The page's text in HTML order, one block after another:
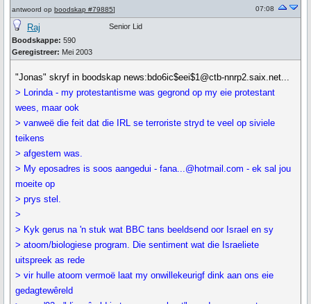
antwoord op boodskap #79885]
07:08
Raj
Boodskappe: 590
Geregistreer: Mei 2003
Senior Lid
"Jonas" skryf in boodskap news:bdo6ic$eei$1@ctb-nnrp2.saix.net...
> Lorinda - my protestantisme was gegrond op my eie protestant
wees, maar ook
> vanweë die feit dat die IRL se terroriste stryd te veel op siviele
teikens
> afgestem was.
> My eposadres is soos aangedui - fana...@hotmail.com - ek sal jou
moeite op
> prys stel.
>
> Kyk gerus na 'n stuk wat BBC tans beeldsend oor Israel en sy
> atoom/biologiese program. Die sentiment wat die Israeliete
uitspreek as rede
> vir hulle atoom vermoë laat my onwillekeurigf dink aan ons eie
gedagtewêreld